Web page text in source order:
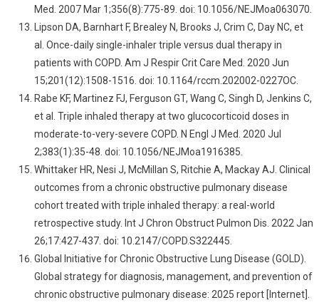
Med. 2007 Mar 1;356(8):775-89. doi: 10.1056/NEJMoa063070.
Lipson DA, Barnhart F, Brealey N, Brooks J, Crim C, Day NC, et
al. Once-daily single-inhaler triple versus dual therapy in
patients with COPD. Am J Respir Crit Care Med. 2020 Jun
15;201(12):1508-1516. doi: 10.1164/rccm.202002-0227OC.
Rabe KF, Martinez FJ, Ferguson GT, Wang C, Singh D, Jenkins C,
et al. Triple inhaled therapy at two glucocorticoid doses in
moderate-to-very-severe COPD. N Engl J Med. 2020 Jul
2;383(1):35-48. doi: 10.1056/NEJMoa1916385.
Whittaker HR, Nesi J, McMillan S, Ritchie A, Mackay AJ. Clinical
outcomes from a chronic obstructive pulmonary disease
cohort treated with triple inhaled therapy: a real-world
retrospective study. Int J Chron Obstruct Pulmon Dis. 2022 Jan
26;17:427-437. doi: 10.2147/COPD.S322445.
Global Initiative for Chronic Obstructive Lung Disease (GOLD).
Global strategy for diagnosis, management, and prevention of
chronic obstructive pulmonary disease: 2025 report [Internet].